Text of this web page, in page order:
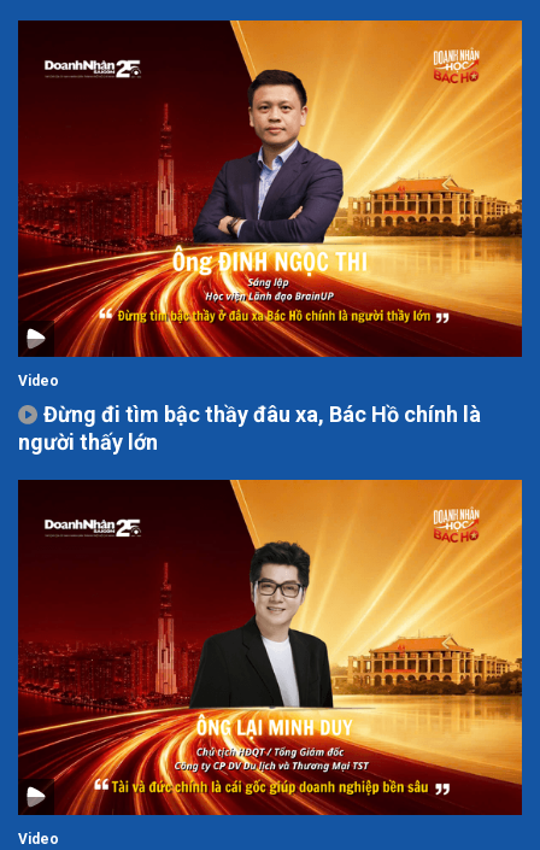
Video
Đừng đi tìm bậc thầy đâu xa, Bác Hồ chính là
người thấy lớn
Video